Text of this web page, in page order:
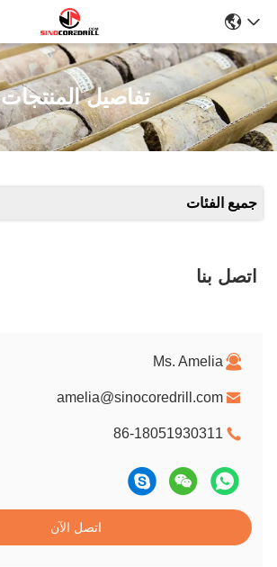
تفاصيل المنتجات
جميع الفئات
اتصل بنا
Ms. Amelia
amelia@sinocoredrill.com
86-18051930311
اتصل الآن